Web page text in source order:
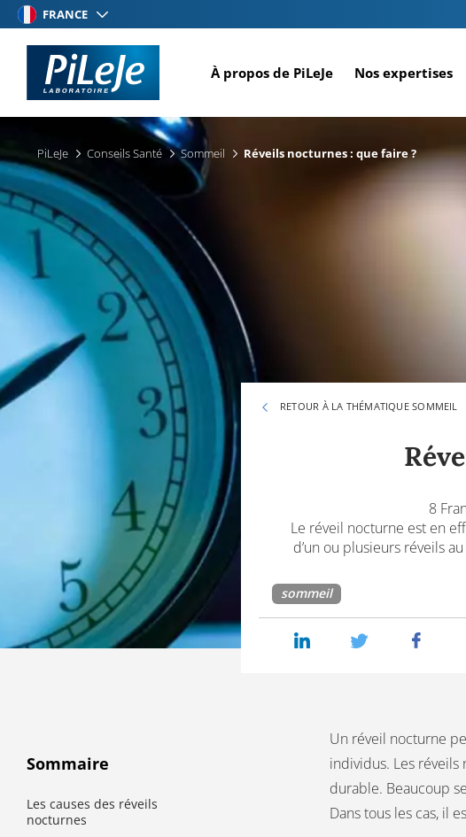
Aller
contenu
principal
FRANCE
À propos de PiLeJe Nos expertises
PiLeJe Conseils Santé Sommeil Réveils nocturnes : que faire ?
RETOUR À LA THÉMATIQUE SOMMEIL
8
Le réveil nocturne est en
d’un ou plusieurs réveils
sommeil
Un réveil nocturne
individus. Les réveils
durable. Beaucoup
Dans tous les cas, il
Sommaire
Les causes des réveils
nocturnes